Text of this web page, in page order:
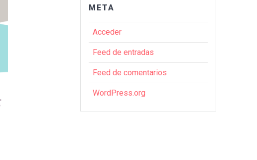
META
Acceder
Feed de entradas
Feed de comentarios
WordPress.org